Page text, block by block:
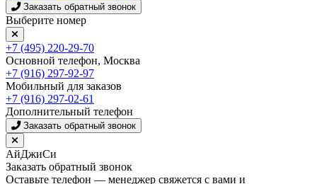
Заказать обратный звонок
Выберите номер
+7 (495) 220-29-70
Основной телефон, Москва
+7 (916) 297-92-97
Мобильный для заказов
+7 (916) 297-02-61
Дополнительный телефон
Заказать обратный звонок
АйДжиСи
Заказать обратный звонок
Оставьте телефон — менеджер свяжется с вами и